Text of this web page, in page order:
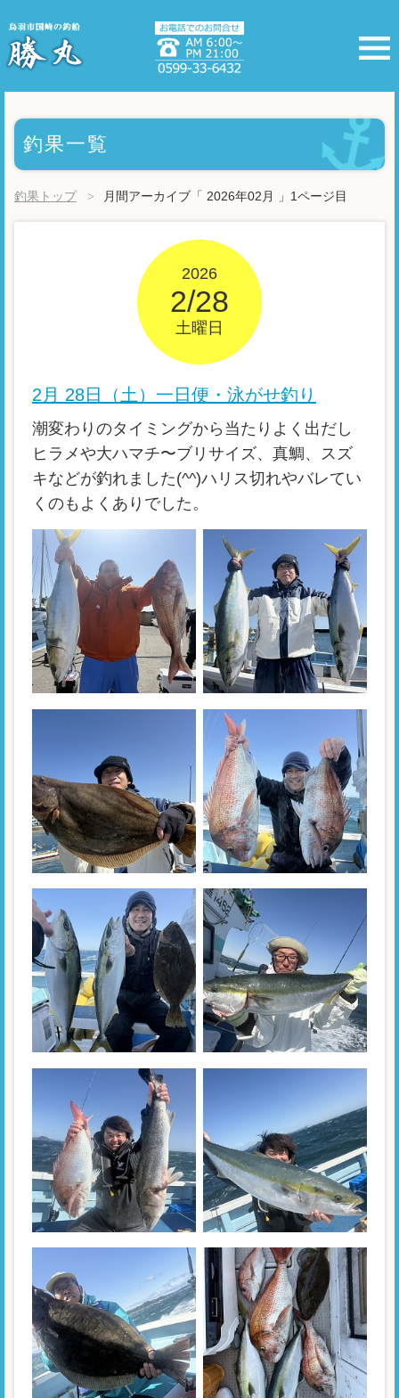
釣果一覧
釣果トップ 月間アーカイブ「 2026年02月 」1ページ目
2026
2/28
土曜日
2月 28日（土）一日便・泳がせ釣り
潮変わりのタイミングから当たりよく出だし
ヒラメや大ハマチ〜ブリサイズ、真鯛、スズ
キなどが釣れました(^^)ハリス切れやバレてい
くのもよくありでした。